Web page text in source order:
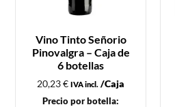
Vino Tinto Señorio
Pinovalgra – Caja de
6 botellas
20,23€ IVA incl. /Caja
Precio por botella: